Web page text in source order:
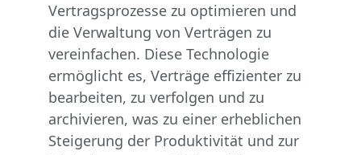
Vertragsprozesse zu optimieren und
die Verwaltung von Verträgen zu
vereinfachen. Diese Technologie
ermöglicht es, Verträge effizienter zu
bearbeiten, zu verfolgen und zu
archivieren, was zu einer erheblichen
Steigerung der Produktivität und zur